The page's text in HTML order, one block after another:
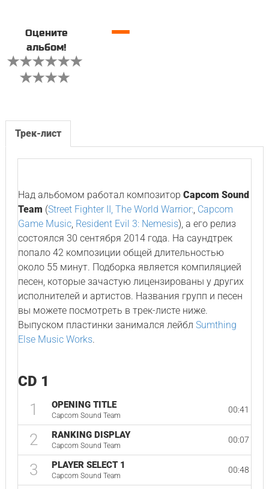
Оцените
альбом!
—
Трек-лист
Над альбомом работал композитор Capcom Sound
Team (Street Fighter II, The World Warrior:, Capcom
Game Music, Resident Evil 3: Nemesis), а его релиз
состоялся 30 сентября 2014 года. На саундтрек
попало 42 композиции общей длительностью
около 55 минут. Подборка является компиляцией
песен, которые зачастую лицензированы у других
исполнителей и артистов. Названия групп и песен
вы можете посмотреть в трек-листе ниже.
Выпуском пластинки занимался лейбл Sumthing
Else Music Works.
CD 1
1 OPENING TITLE
Capcom Sound Team
00:41
2 RANKING DISPLAY
Capcom Sound Team
00:07
3 PLAYER SELECT 1
Capcom Sound Team
00:48